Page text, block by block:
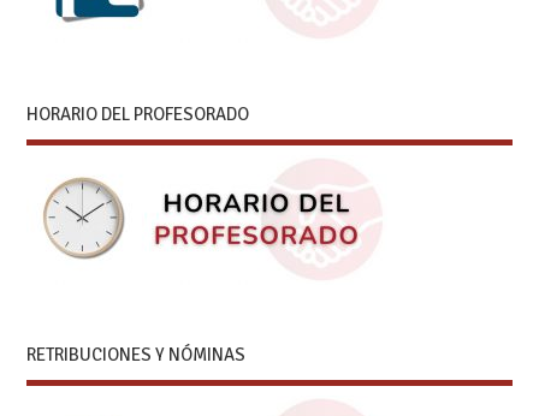
HORARIO DEL PROFESORADO
RETRIBUCIONES Y NÓMINAS